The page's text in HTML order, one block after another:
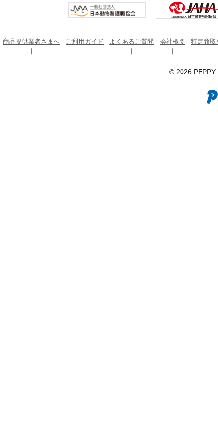
商品提供業者さまへ ご利用ガイド よくあるご質問 会社概要 特定商取
© 2026 PEPPY